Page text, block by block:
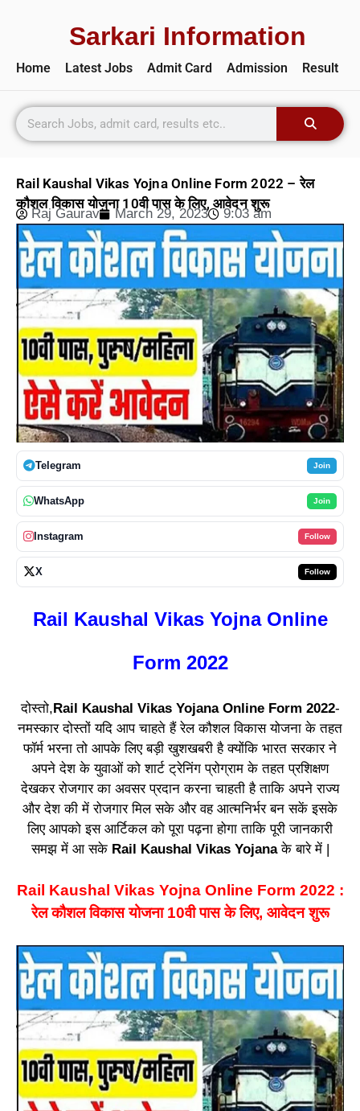
Sarkari Information
Home Latest Jobs Admit Card Admission Result
Rail Kaushal Vikas Yojna Online Form 2022 – रेल
कौशल विकास योजना 10वी पास के लिए, आवेदन शुरू
Raj Gaurav March 29, 2023 9:03 am
Telegram Join
WhatsApp Join
Instagram Follow
X Follow
Rail Kaushal Vikas Yojna Online
Form 2022
दोस्तो,Rail Kaushal Vikas Yojana Online Form 2022-
नमस्कार दोस्तों यदि आप चाहते हैं रेल कौशल विकास योजना के तहत
फॉर्म भरना तो आपके लिए बड़ी खुशखबरी है क्योंकि भारत सरकार ने
अपने देश के युवाओं को शार्ट ट्रेनिंग प्रोग्राम के तहत प्रशिक्षण
देखकर रोजगार का अवसर प्रदान करना चाहती है ताकि अपने राज्य
और देश की में रोजगार मिल सके और वह आत्मनिर्भर बन सकें इसके
लिए आपको इस आर्टिकल को पूरा पढ़ना होगा ताकि पूरी जानकारी
समझ में आ सके Rail Kaushal Vikas Yojanaके बारे में |
Rail Kaushal Vikas Yojna Online Form 2022 :
रेल कौशल विकास योजना 10वी पास के लिए, आवेदन शुरू